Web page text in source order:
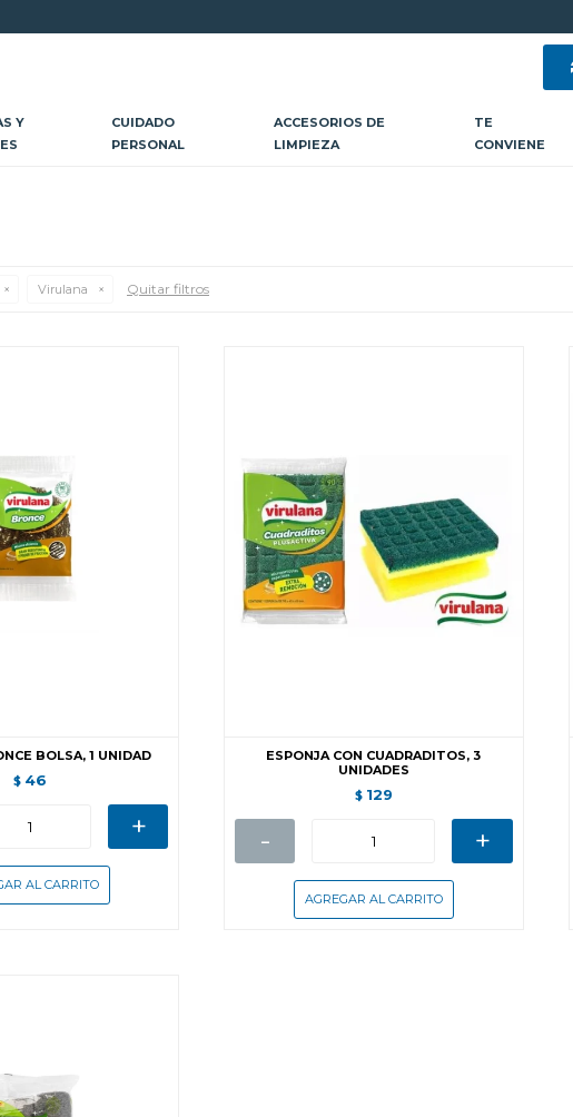
Y
CUIDADO
PERSONAL
ACCESORIOS DE
LIMPIEZA
TE
CONVIENE
Virulana Quitar filtros
BOLSA, 1 UNIDAD
$ 46
+
ESPONJA CON CUADRADITOS, 3
UNIDADES
$ 129
- +